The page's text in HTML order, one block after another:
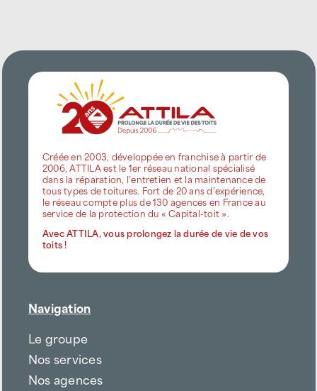
Créée en 2003, développée en franchise à partir de
2006, ATTILA est le 1er réseau national spécialisé
dans la réparation, l’entretien et la maintenance de
tous types de toitures. Fort de 20 ans d’expérience,
le réseau compte plus de 130 agences en France au
service de la protection du « Capital-toit ».
Avec ATTILA, vous prolongez la durée de vie de vos
toits !
Navigation
Le groupe
Nos services
Nos agences